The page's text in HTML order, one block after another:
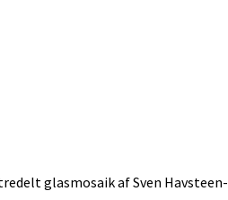
glasmosaik af Sven Havsteen-